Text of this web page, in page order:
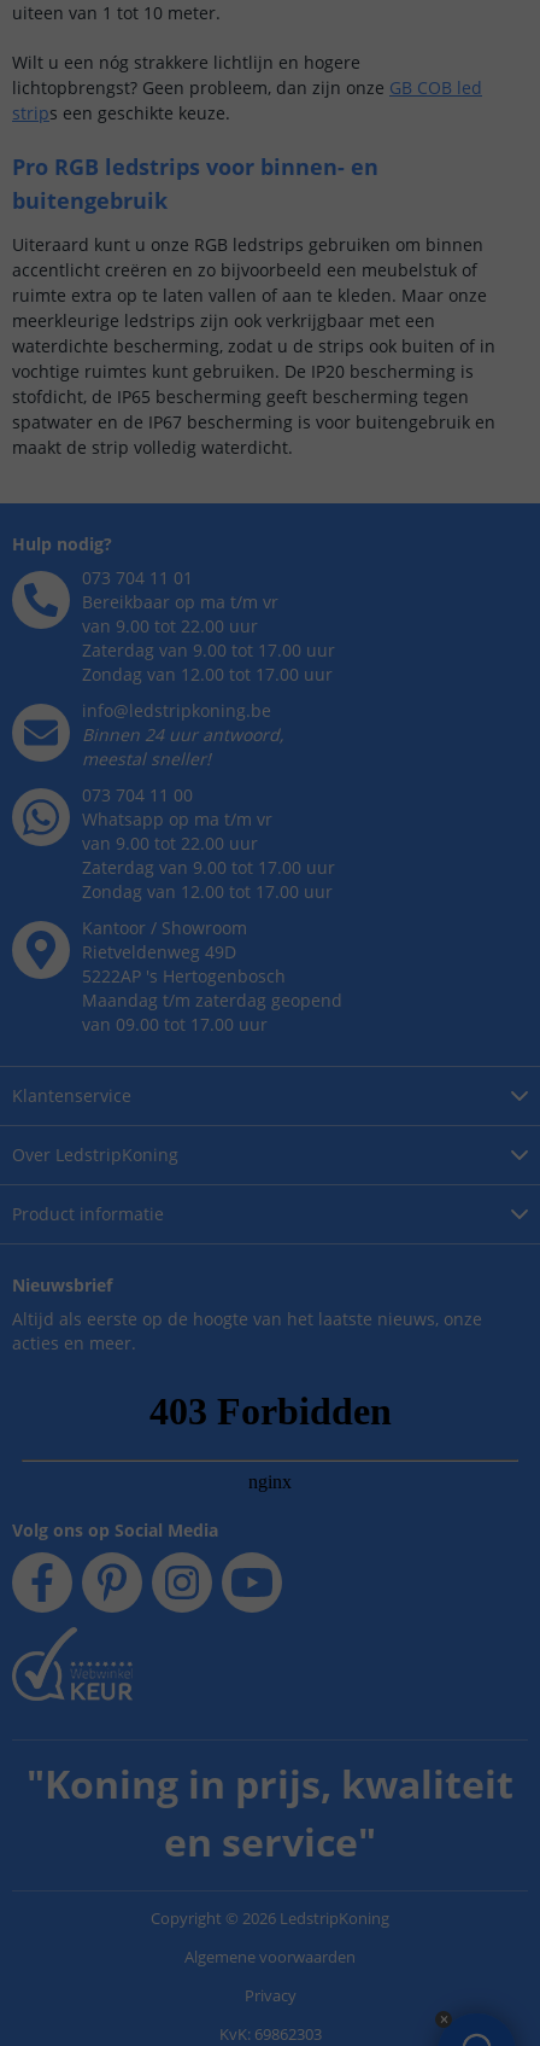
uiteen van 1 tot 10 meter.
Wilt u een nóg strakkere lichtlijn en hogere
lichtopbrengst? Geen probleem, dan zijn onze GB COB led
strips een geschikte keuze.
Pro RGB ledstrips voor binnen- en
buitengebruik
Uiteraard kunt u onze RGB ledstrips gebruiken om binnen
accentlicht creëren en zo bijvoorbeeld een meubelstuk of
ruimte extra op te laten vallen of aan te kleden. Maar onze
meerkleurige ledstrips zijn ook verkrijgbaar met een
waterdichte bescherming, zodat u de strips ook buiten of in
vochtige ruimtes kunt gebruiken. De IP20 bescherming is
stofdicht, de IP65 bescherming geeft bescherming tegen
spatwater en de IP67 bescherming is voor buitengebruik en
maakt de strip volledig waterdicht.
Over LedstripKoning
Product informatie
Klantenservice
Hulp nodig?
073 704 11 01
Bereikbaar op ma t/m vr
van 9.00 tot 22.00 uur
Zaterdag van 9.00 tot 17.00 uur
Zondag van 12.00 tot 17.00 uur
info@ledstripkoning.be
Binnen 24 uur antwoord,
meestal sneller!
073 704 11 00
Whatsapp op ma t/m vr
van 9.00 tot 22.00 uur
Zaterdag van 9.00 tot 17.00 uur
Zondag van 12.00 tot 17.00 uur
Kantoor / Showroom
Rietveldenweg 49D
5222AP 's Hertogenbosch
Maandag t/m zaterdag geopend
van 09.00 tot 17.00 uur
Nieuwsbrief
Altijd als eerste op de hoogte van het laatste nieuws, onze
acties en meer.
Volg ons op Social Media
"Koning in prijs, kwaliteit
en service"
Copyright © 2026 LedstripKoning
Algemene voorwaarden
Privacy
KvK: 69862303